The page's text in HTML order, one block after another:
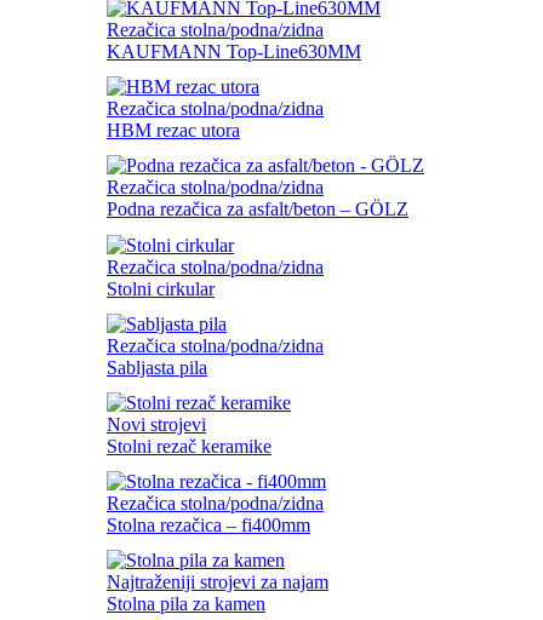
Rezačica stolna/podna/zidna
KAUFMANN Top-Line630MM
Rezačica stolna/podna/zidna
HBM rezac utora
Rezačica stolna/podna/zidna
Podna rezačica za asfalt/beton – GÖLZ
Rezačica stolna/podna/zidna
Stolni cirkular
Rezačica stolna/podna/zidna
Sabljasta pila
Novi strojevi
Stolni rezač keramike
Rezačica stolna/podna/zidna
Stolna rezačica – fi400mm
Najtraženiji strojevi za najam
Stolna pila za kamen